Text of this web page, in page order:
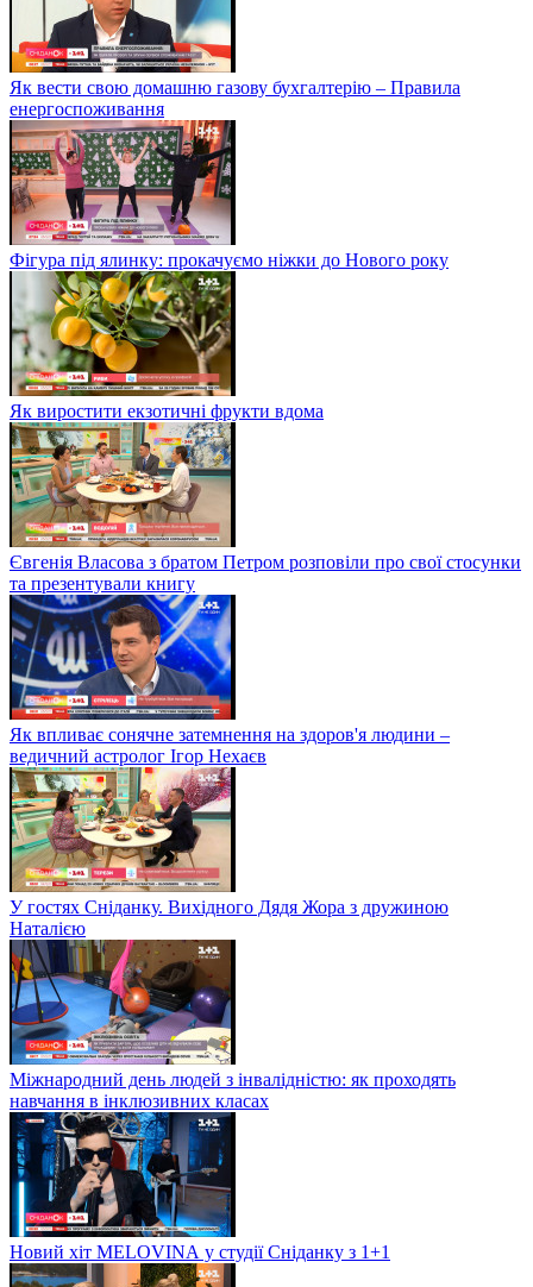
Як вести свою домашню газову бухгалтерію – Правила
енергоспоживання
Фігура під ялинку: прокачуємо ніжки до Нового року
Як виростити екзотичні фрукти вдома
Євгенія Власова з братом Петром розповіли про свої стосунки
та презентували книгу
Як впливає сонячне затемнення на здоров'я людини –
ведичний астролог Ігор Нехаєв
У гостях Сніданку. Вихідного Дядя Жора з дружиною
Наталією
Міжнародний день людей з інвалідністю: як проходять
навчання в інклюзивних класах
Новий хіт MELOVINА у студії Сніданку з 1+1